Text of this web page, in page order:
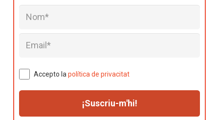
Accepto la política de privacitat